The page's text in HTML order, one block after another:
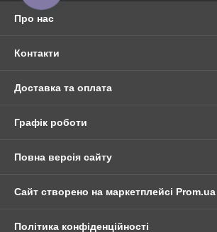
Про нас
Контакти
Доставка та оплата
Графік роботи
Повна версія сайту
Сайт створено на маркетплейсі Prom.ua
Політика конфіденційності